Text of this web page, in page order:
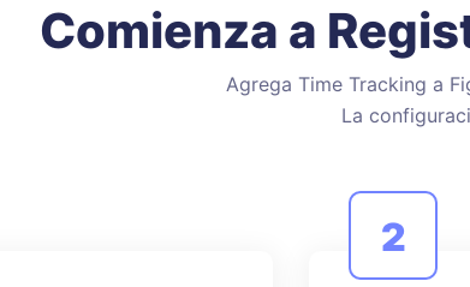
Comienza a
Agrega Time Tracking a
La
2